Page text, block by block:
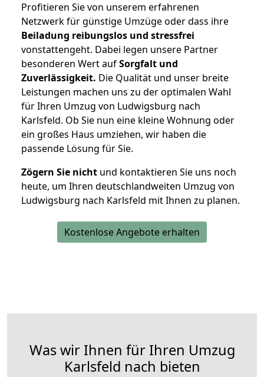
Profitieren Sie von unserem erfahrenen
Netzwerk für günstige Umzüge oder dass ihre
Beiladung reibungslos und stressfrei
vonstattengeht. Dabei legen unsere Partner
besonderen Wert aufSorgfalt und
Zuverlässigkeit. Die Qualität und unser breite
Leistungen machen uns zu der optimalen Wahl
für Ihren Umzug von Ludwigsburg nach
Karlsfeld. Ob Sie nun eine kleine Wohnung oder
ein großes Haus umziehen, wir haben die
passende Lösung für Sie.
Zögern Sie nicht und kontaktieren Sie uns noch
heute, um Ihren deutschlandweiten Umzug von
Ludwigsburg nach Karlsfeld mit Ihnen zu planen.
Kostenlose Angebote erhalten
Was wir Ihnen für Ihren Umzug
Karlsfeld nach bieten